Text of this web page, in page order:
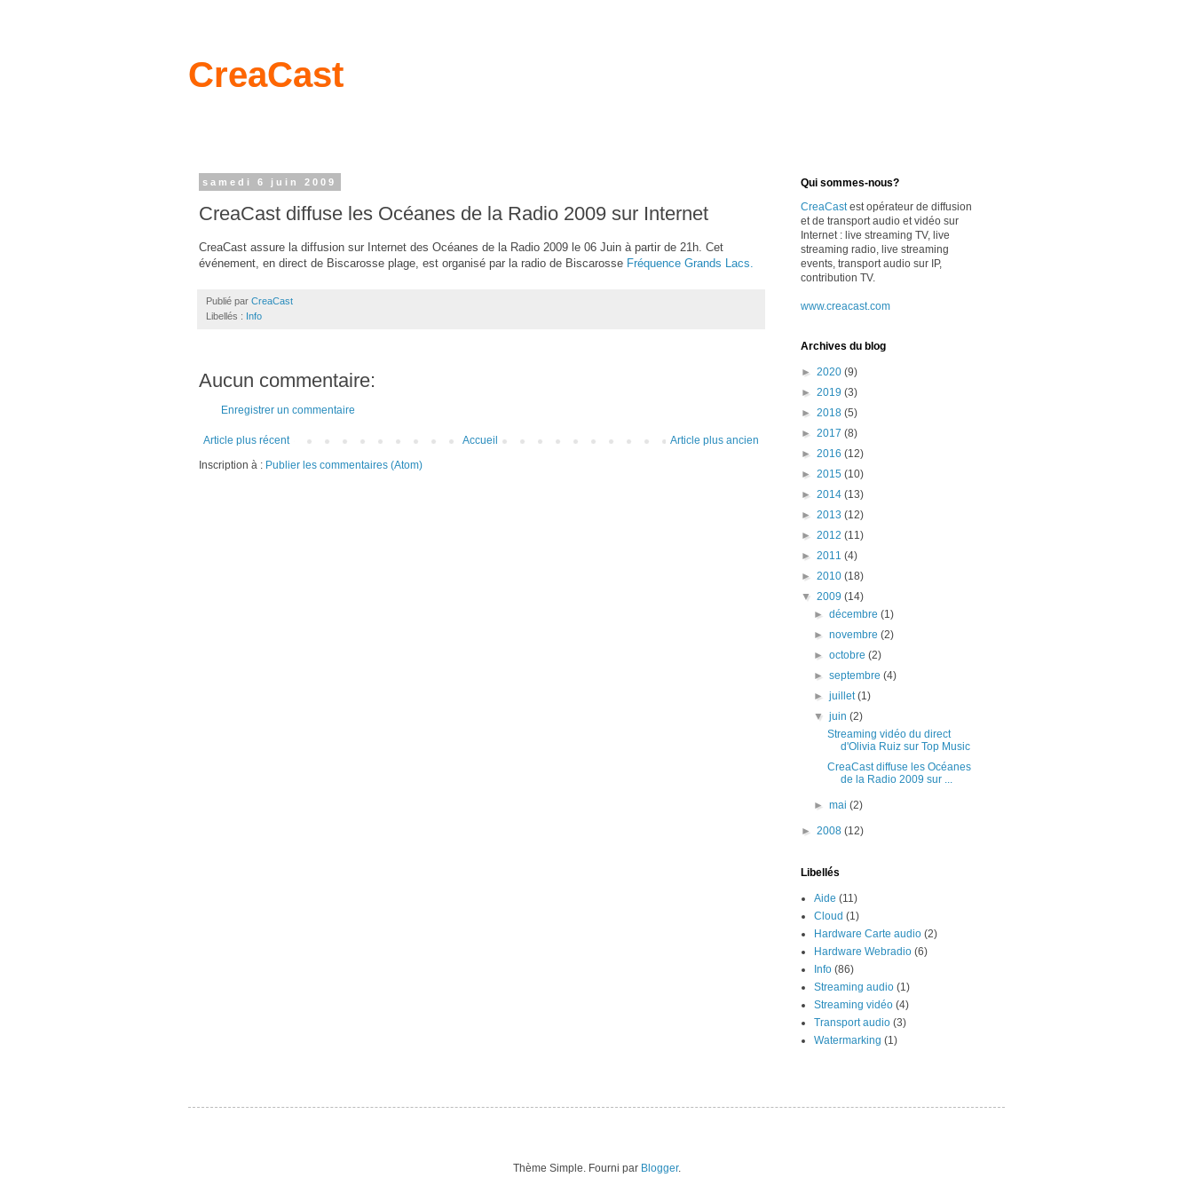
CreaCast
samedi 6 juin 2009
CreaCast diffuse les Océanes de la Radio 2009 sur Internet
CreaCast assure la diffusion sur Internet des Océanes de la Radio 2009 le 06 Juin à partir de 21h. Cet
événement, en direct de Biscarosse plage, est organisé par la radio de Biscarosse Fréquence Grands Lacs.
Publié par CreaCast
Libellés : Info
Aucun commentaire:
Enregistrer un commentaire
Article plus récent Article plus ancien
Accueil
Inscription à : Publier les commentaires (Atom)
Qui sommes-nous?
CreaCastest opérateur de diffusion
et de transport audio et vidéo sur
Internet : live streaming TV, live
streaming radio, live streaming
events, transport audio sur IP,
contribution TV.
www.creacast.com
Archives du blog
► 2020 (9)
► 2019 (3)
► 2018 (5)
► 2017 (8)
► 2016 (12)
► 2015 (10)
► 2014 (13)
► 2013 (12)
► 2012 (11)
► 2011 (4)
► 2010 (18)
▼ 2009 (14)
►décembre(1)
►novembre(2)
►octobre(2)
►septembre(4)
►juillet(1)
▼juin(2)
Streaming vidéo du direct
d'Olivia Ruiz sur Top Music
CreaCast diffuse les Océanes
de la Radio 2009 sur ...
►mai(2)
► 2008 (12)
Libellés
Aide (11)
Cloud (1)
Hardware Carte audio (2)
Hardware Webradio (6)
Info (86)
Streaming audio (1)
Streaming vidéo (4)
Transport audio (3)
Watermarking (1)
Thème Simple. Fourni par Blogger.